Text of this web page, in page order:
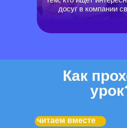
досуг в компании
читаем вместе
Как